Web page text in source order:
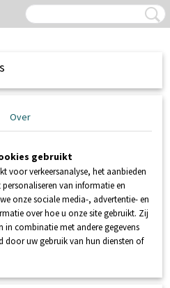
UW WINKELWAGEN
Over
gebruikt
voor verkeersanalyse, het aanbieden
van informatie en
onze sociale media-, advertentie- en
over hoe u onze site gebruikt. Zij
in combinatie met andere gegevens
door uw gebruik van hun diensten of